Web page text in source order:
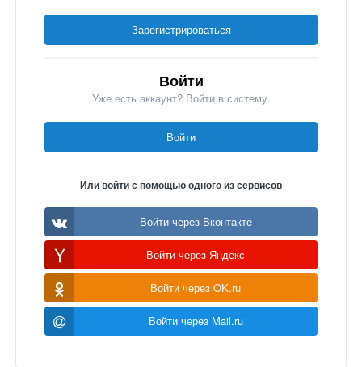
Зарегистрироваться
Войти
Уже есть аккаунт? Войти в систему.
Войти
Или войти с помощью одного из сервисов
Войти через Вконтакте
Войти через Яндекс
Войти через OK.ru
Войти через Mail.ru